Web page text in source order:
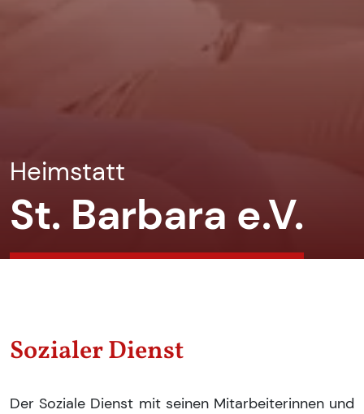
Heimstatt
St. Barbara e.V.
Sozialer Dienst
Der Soziale Dienst mit seinen Mitarbeiterinnen und